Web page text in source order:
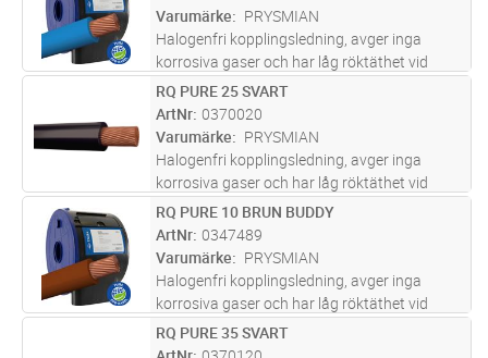
Varumärke
PRYSMIAN
Halogenfri kopplingsledning, avger inga
korrosiva gaser och har låg röktäthet vid
brand. För indragning i rör, ledningskanaler
och apparatskåp.
M Lägg i kundvagn
RQ PURE 25 SVART
ArtNr 0370020
Varumärke
PRYSMIAN
Halogenfri kopplingsledning, avger inga
korrosiva gaser och har låg röktäthet vid
brand. För indragning i rör, ledningskanaler
och apparatskåp.
M Lägg i kundvagn
RQ PURE 10 BRUN BUDDY
ArtNr 0347489
Varumärke
PRYSMIAN
Halogenfri kopplingsledning, avger inga
korrosiva gaser och har låg röktäthet vid
brand. För indragning i rör, ledningskanaler
och apparatskåp.
M Lägg i kundvagn
RQ PURE 35 SVART